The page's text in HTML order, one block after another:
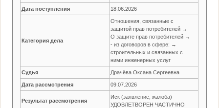
Дата поступления 18.06.2026
Категория дела
Отношения, связанные с
защитой прав потребителей →
О защите прав потребителей →
- из договоров в сфере: →
строительных и связанных с
ними инженерных услуг
Судья Драчёва Оксана Сергеевна
Дата рассмотрения 09.07.2026
Результат рассмотрения
Иск (заявление, жалоба)
УДОВЛЕТВОРЕН ЧАСТИЧНО